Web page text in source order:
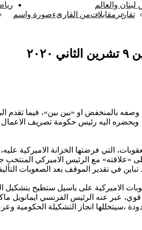
والعالم
تقارير مقابلاتمن القارىءصورة واسم
بالمنخفض او «بين بين»، فيما تقدم
ويحضره اليه رئيس حكومة تصريف
التي فرضتها الخزانة الاميركية
«علاقته» مع الرئيس الاميركي
في تقدير الموقف بعد الصعوبات
الاميركية على باسيل ستطيح بتشكيل
عبر عنه الرئيس الفرنسي ايمانويل
،سيتخللها انجاز التشكيلة الحكومية